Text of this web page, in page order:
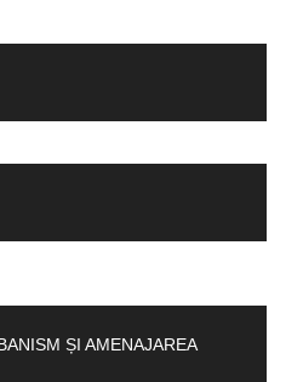
ȘI AMENAJAREA